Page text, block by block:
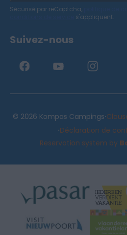
Sécurisé par reCaptcha,
s'appliquent.
Suivez-nous
© 2026 Kompas Campings·
·Déclaration de
Reservation system by